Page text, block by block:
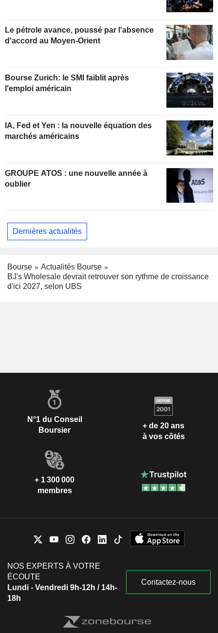
Le pétrole avance, poussé par l'absence
d'accord au Moyen-Orient
Bourse Zurich: le SMI faiblit après
l'emploi américain
IA, Fed et Yen : la nouvelle équation des
marchés américains
GROUPE ATOS : une nouvelle année à
oublier
Dernières actualités
Bourse
Actualités Bourse
BJ's Wholesale devrait retrouver son rythme de croissance
d'ici 2027, selon UBS
N°1 du Conseil
Boursier
+ de 20 ans
à vos côtés
+ 1 300 000
membres
NOS EXPERTS À VOTRE
ÉCOUTE
Lundi - Vendredi 9h-12h / 14h-
18h
Contactez-nous